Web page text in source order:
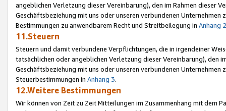
angeblichen Verletzung dieser Vereinbarung), den im Rahmen dieser
Geschäftsbeziehung mit uns oder unseren verbundenen
Bestimmungen zu anwendbarem Recht und Streitbeilegung in Anhang 2
11.Steuern
Steuern und damit verbundene Verpflichtungen, die in irgendeiner
tatsächlichen oder angeblichen Verletzung dieser Vereinbarung), den
Geschäftsbeziehung mit uns oder unseren verbundenen
Steuerbestimmungen in Anhang 3.
12.Weitere Bestimmungen
Wir können von Zeit zu Zeit Mitteilungen im Zusammenhang mit dem